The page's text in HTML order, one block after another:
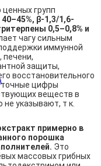
ценных групп
β-1,3/1,6-
0,5–0,8% и
чагу сильным
иммунной
печени,
защиты,
восстановительного
точные цифры
веществ в
указывают, т к.
примерно в
порошка
Это
массовых грибных